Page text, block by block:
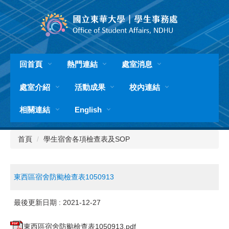
跳
到
主
要
內
容
區
回首頁 熱門連結 處室消息
處室介紹 活動成果 校內連結
相關連結 English
首頁 學生宿舍各項檢查表及SOP
東西區宿舍防颱檢查表1050913
最後更新日期 : 2021-12-27
東西區宿舍防颱檢查表1050913.pdf